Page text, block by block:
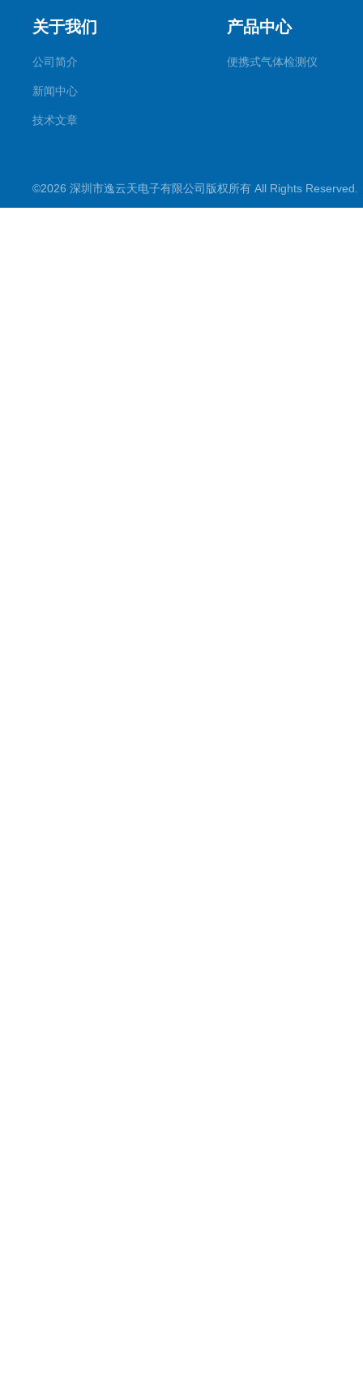
关于我们
公司简介
新闻中心
技术文章
产品中心
便携式气体检测仪
©2026 深圳市逸云天电子有限公司版权所有 All Rights